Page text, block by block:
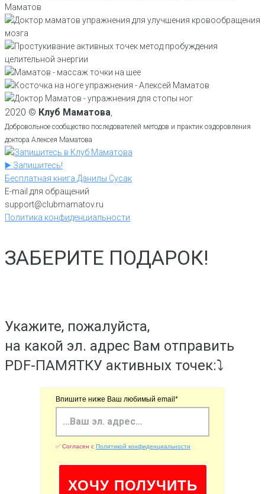
2020 © Клуб Маматова
Добровольное сообщество последователей методов и практик оздоровления
доктора Алексея Маматова
▶️ Запишитесь!
Бесплатная книга Данилы Сусак
E-mail для обращений
support@clubmamatov.ru
Политика конфиденциальности
ЗАБЕРИТЕ ПОДАРОК!
Укажите, пожалуйста,
на какой эл. адрес Вам отправить
PDF-ПАМЯТКУ активных точек:⤵️
Впишите ниже Ваш любимый email*
✅ Согласен с Политикой конфиденциальности